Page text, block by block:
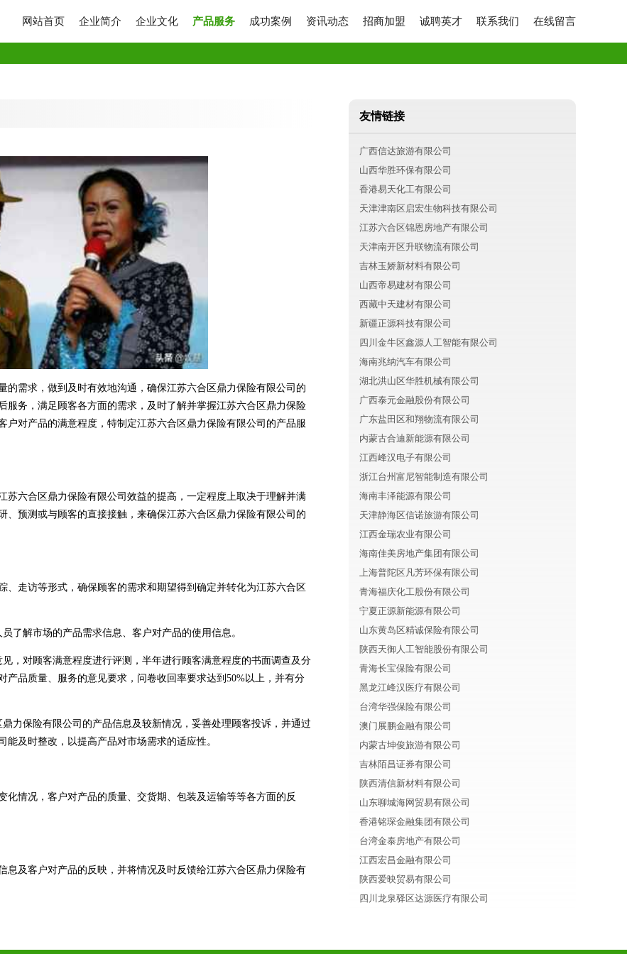
网站首页 企业简介 企业文化 产品服务 成功案例 资讯动态 招商加盟 诚聘英才 联系我们 在线留言
需求，做到及时有效地沟通，确保江苏六合区鼎力保险有限公司的
服务，满足顾客各方面的需求，及时了解并掌握江苏六合区鼎力保险
对产品的满意程度，特制定江苏六合区鼎力保险有限公司的产品服
苏六合区鼎力保险有限公司效益的提高，一定程度上取决于理解并满
、预测或与顾客的直接接触，来确保江苏六合区鼎力保险有限公司的
走访等形式，确保顾客的需求和期望得到确定并转化为江苏六合区
了解市场的产品需求信息、客户对产品的使用信息。
，对顾客满意程度进行评测，半年进行顾客满意程度的书面调查及分
品质量、服务的意见要求，问卷收回率要求达到50%以上，并有分
力保险有限公司的产品信息及较新情况，妥善处理顾客投诉，并通过
及时整改，以提高产品对市场需求的适应性。
情况，客户对产品的质量、交货期、包装及运输等等各方面的反
息及客户对产品的反映，并将情况及时反馈给江苏六合区鼎力保险有
友情链接
广西信达旅游有限公司
山西华胜环保有限公司
香港易天化工有限公司
天津津南区启宏生物科技有限公司
江苏六合区锦恩房地产有限公司
天津南开区升联物流有限公司
吉林玉娇新材料有限公司
山西帝易建材有限公司
西藏中天建材有限公司
新疆正源科技有限公司
四川金牛区鑫源人工智能有限公司
海南兆纳汽车有限公司
湖北洪山区华胜机械有限公司
广西泰元金融股份有限公司
广东盐田区和翔物流有限公司
内蒙古合迪新能源有限公司
江西峰汉电子有限公司
浙江台州富尼智能制造有限公司
海南丰泽能源有限公司
天津静海区信诺旅游有限公司
江西金瑞农业有限公司
海南佳美房地产集团有限公司
上海普陀区凡芳环保有限公司
青海福庆化工股份有限公司
宁夏正源新能源有限公司
山东黄岛区精诚保险有限公司
陕西天御人工智能股份有限公司
青海长宝保险有限公司
黑龙江峰汉医疗有限公司
台湾华强保险有限公司
澳门展鹏金融有限公司
内蒙古坤俊旅游有限公司
吉林陌昌证券有限公司
陕西清信新材料有限公司
山东聊城海网贸易有限公司
香港铭琛金融集团有限公司
台湾金泰房地产有限公司
江西宏昌金融有限公司
陕西爱映贸易有限公司
四川龙泉驿区达源医疗有限公司